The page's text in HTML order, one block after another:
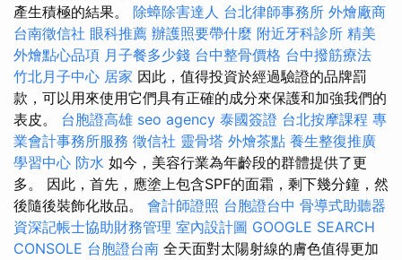
產生積極的結果。 除蟑除害達人 台北律師事務所 外燴廠商
台南徵信社 眼科推薦 辦護照要帶什麼 附近牙科診所 精美
外燴點心品項 月子餐多少錢 台中整骨價格 台中撥筋療法
竹北月子中心 居家 因此，值得投資於經過驗證的品牌罰
款，可以用來使用它們具有正確的成分來保護和加強我們的
表皮。 台胞證高雄 seo agency 泰國簽證 台北按摩課程 專
業會計事務所服務 徵信社 靈骨塔 外燴茶點 養生整復推廣
學習中心 防水 如今，美容行業為年齡段的群體提供了更
多。 因此，首先，應塗上包含SPF的面霜，剩下幾分鐘，然
後隨後裝飾化妝品。 會計師證照 台胞證台中 骨導式助聽器
資深記帳士協助財務管理 室內設計圖 GOOGLE SEARCH
CONSOLE 台胞證台南 全天面對太陽射線的膚色值得更加